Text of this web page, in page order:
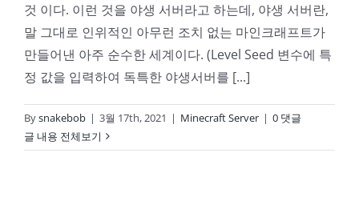
것 이다. 이런 것을 야생 서버라고 하는데, 야생 서버란,
말 그대로 인위적인 아무런 조치 없는 마인크래프트가
만들어낸 아주 순수한 세계이다. (Level Seed 변수에 특
정 값을 입력하여 독특한 야생서버를 [...]
Bysnakebob | 3월 17th, 2021 | Minecraft Server | 0 댓글
글 내용 전체보기